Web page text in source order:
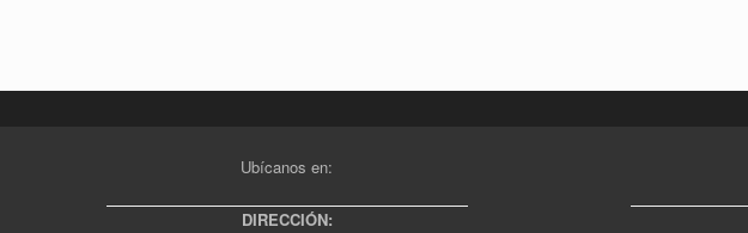
Ubícanos en:
DIRECCIÓN: